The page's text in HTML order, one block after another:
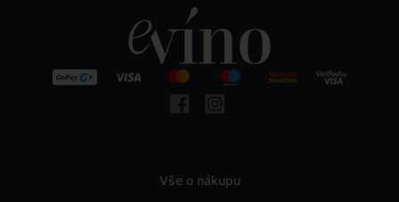
Vše o nákupu